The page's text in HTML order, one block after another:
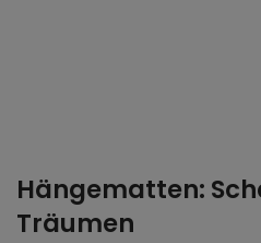
Hängematten:
Träumen